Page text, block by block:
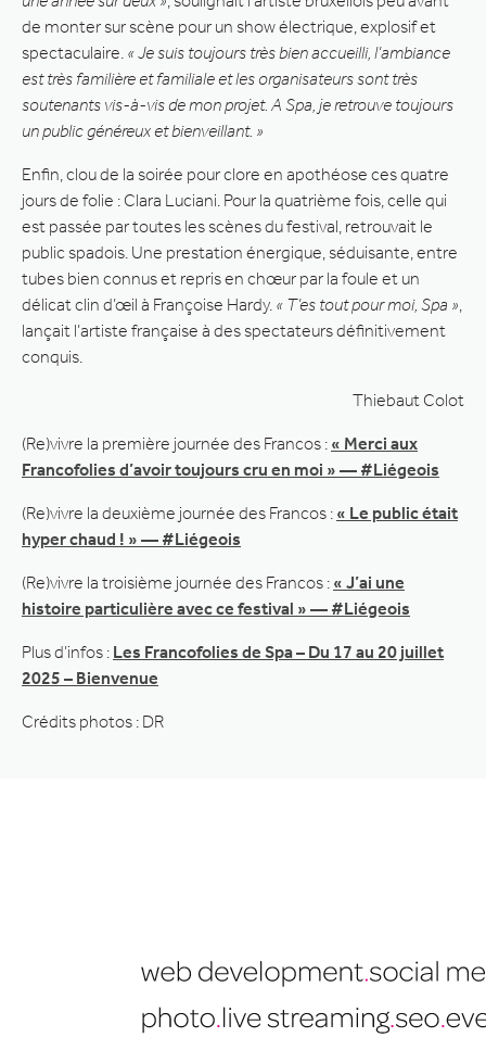
de monter sur scène pour un show électrique, explosif et
spectaculaire. « Je suis toujours très bien accueilli, l’ambiance
est très familière et familiale et les organisateurs sont très
soutenants vis-à-vis de mon projet. A Spa, je retrouve toujours
un public généreux et bienveillant. »
Enfin, clou de la soirée pour clore en apothéose ces quatre
jours de folie : Clara Luciani. Pour la quatrième fois, celle qui
est passée par toutes les scènes du festival, retrouvait le
public spadois. Une prestation énergique, séduisante, entre
tubes bien connus et repris en chœur par la foule et un
délicat clin d’œil à Françoise Hardy. « T’es tout pour moi, Spa »
lançait l’artiste française à des spectateurs définitivement
conquis.
Thiebaut Colot
(Re)vivre la première journée des Francos : « Merci aux
Francofolies d’avoir toujours cru en moi » — #Liégeois
(Re)vivre la deuxième journée des Francos : « Le public était
hyper chaud ! » — #Liégeois
(Re)vivre la troisième journée des Francos : « J’ai une
histoire particulière avec ce festival » — #Liégeois
Plus d’infos : Les Francofolies de Spa – Du 17 au 20 juillet
2025 – Bienvenue
Crédits photos : DR